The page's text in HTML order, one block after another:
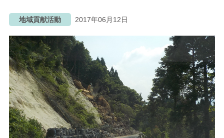
地域貢献活動 2017年06月12日